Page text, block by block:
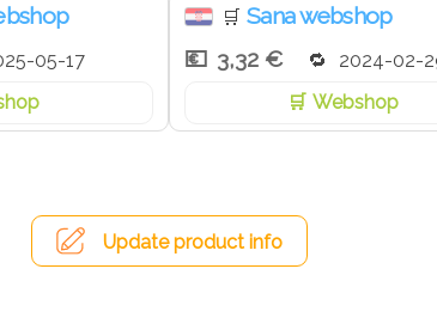
05-17
🛒 Sana webshop
3,32 €
2024-02-
Webshop
Update product info